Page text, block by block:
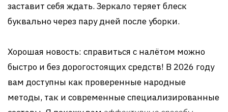
заставит себя ждать. Зеркало теряет блеск
буквально через пару дней после уборки.
Хорошая новость: справиться с налётом можно
быстро и без дорогостоящих средств! В 2026 году
вам доступны как проверенные народные
методы, так и современные специализированные